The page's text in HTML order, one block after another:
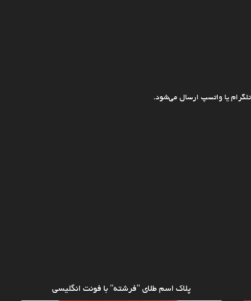
یا واتسپ ارسال می‌شود.
پلاک اسم طلای "فرشته" با فونت انگلیسی